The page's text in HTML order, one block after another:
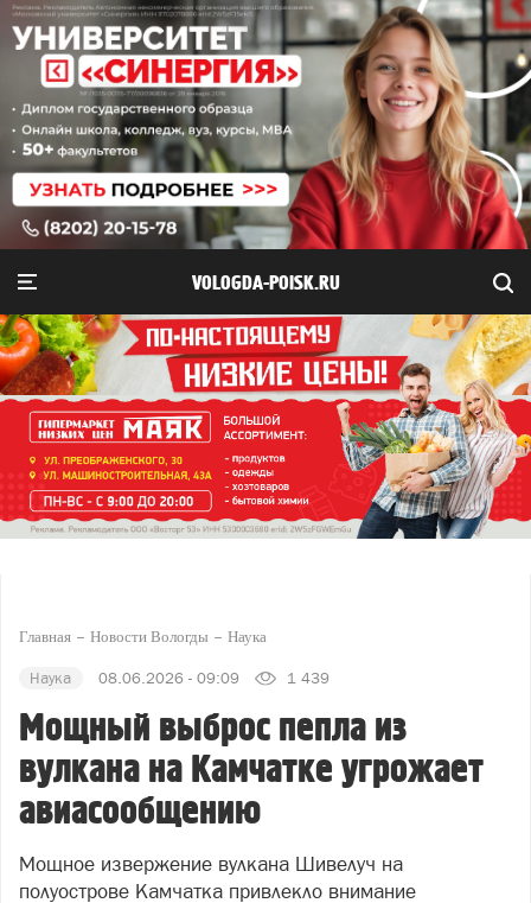
VOLOGDA-POISK.RU
Главная Новости Вологды Наука
Наука 08.06.2026 - 09:09 1 439
Мощный выброс пепла из
вулкана на Камчатке угрожает
авиасообщению
Мощное извержение вулкана Шивелуч на
полуострове Камчатка привлекло внимание